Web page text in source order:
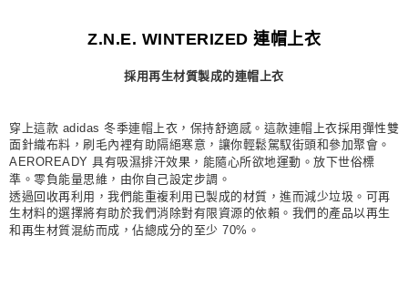
付款後門市自取
每筆NT$80，滿NT$1,500(含以上)免運費
Z.N.E. WINTERIZED 連帽上衣
採用再生材質製成的連帽上衣
穿上這款 adidas 冬季連帽上衣，保持舒適感。這款連帽上衣採用彈性雙
面針織布料，刷毛內裡有助隔絕寒意，讓你輕鬆駕馭街頭和參加聚會。
AEROREADY 具有吸濕排汗效果，能隨心所欲地運動。放下世俗標
準。零負能量思維，由你自己設定步調。
透過回收再利用，我們能重複利用已製成的材質，進而減少垃圾。可再
生材料的選擇將有助於我們消除對有限資源的依賴。我們的產品以再生
和再生材質混紡而成，佔總成分的至少 70%。